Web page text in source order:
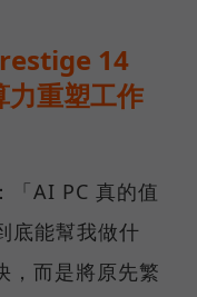
14
重塑工作
「AI PC 真的值
底能幫我做什
，而是將原先繁